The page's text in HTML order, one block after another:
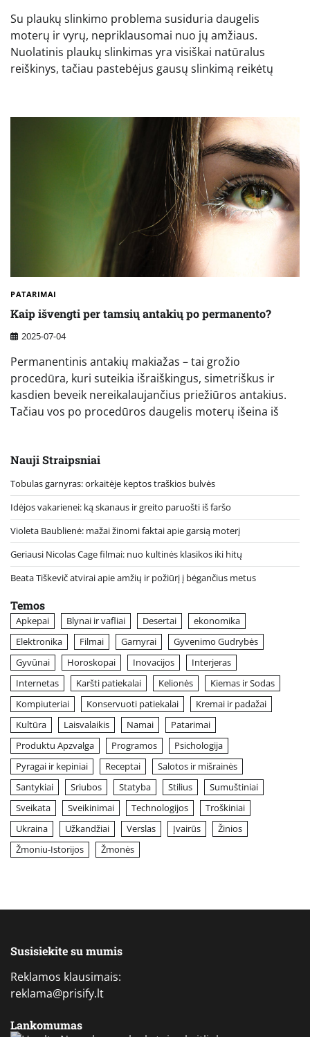
Su plaukų slinkimo problema susiduria daugelis
moterų ir vyrų, nepriklausomai nuo jų amžiaus.
Nuolatinis plaukų slinkimas yra visiškai natūralus
reiškinys, tačiau pastebėjus gausų slinkimą reikėtų
PATARIMAI
Kaip išvengti per tamsių antakių po permanento?
2025-07-04
Permanentinis antakių makiažas – tai grožio
procedūra, kuri suteikia išraiškingus, simetriškus ir
kasdien beveik nereikalaujančius priežiūros antakius.
Tačiau vos po procedūros daugelis moterų išeina iš
Nauji Straipsniai
Tobulas garnyras: orkaitėje keptos traškios bulvės
Idėjos vakarienei: ką skanaus ir greito paruošti iš faršo
Violeta Baublienė: mažai žinomi faktai apie garsią moterį
Geriausi Nicolas Cage filmai: nuo kultinės klasikos iki hitų
Beata Tiškevič atvirai apie amžių ir požiūrį į bėgančius metus
Temos
Apkepai Blynai ir vafliai Desertai
ekonomika
Elektronika
Filmai Garnyrai
Gyvenimo Gudrybės
Gyvūnai
Horoskopai Inovacijos
Interjeras
Internetas
Karšti patiekalai Kelionės
Kiemas ir Sodas
Kompiuteriai
Konservuoti patiekalai
Kremai ir padažai
Kultūra
Laisvalaikis Namai
Patarimai
Produktu Apzvalga
Programos
Psichologija
Pyragai ir kepiniai
Receptai
Salotos ir mišrainės
Santykiai
Sriubos Statyba Stilius
Sumuštiniai
Sveikata
Sveikinimai Technologijos
Troškiniai
Ukraina
Užkandžiai Verslas Įvairūs
Žinios
Žmoniu-Istorijos
Žmonės
Susisiekite su mumis
Reklamos klausimais:
reklama@prisify.lt
Lankomumas